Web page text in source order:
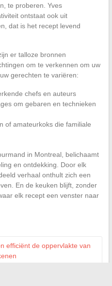
te proberen. Yves
ontstaat ook uit
dat is het recept levend
er talloze bronnen
om te verkennen om uw
gerechten te variëren:
chefs en auteurs
om gebaren en technieken
of amateurkoks die familiale
in Montreal, belichaamt
en ontdekking. Door elk
verhaal onthult zich een
En de keuken blijft, zonder
elk recept een venster naar
efficiënt de oppervlakte van